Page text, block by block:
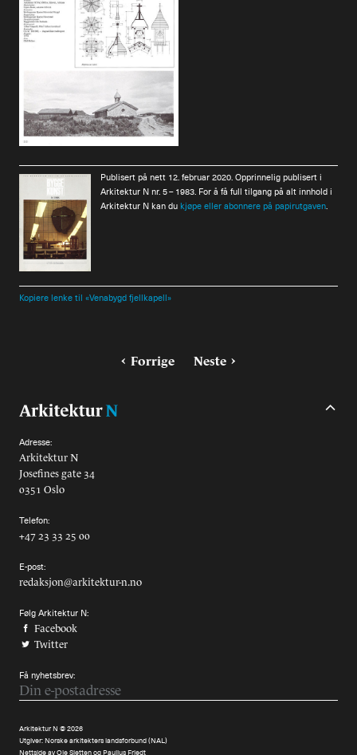
Publisert på nett 12. februar 2020. Opprinnelig publisert i
Arkitektur N nr. 5 – 1983. For å få full tilgang på alt innhold i
Arkitektur N kan du kjøpe eller abonnere på papirutgaven.
Kopiere lenke til «Venabygd fjellkapell»
Forrige Neste
Adresse:
Arkitektur N
Josefines gate 34
0351 Oslo
Telefon:
+47 23 33 25 00
E-post:
redaksjon@arkitektur-n.no
Følg Arkitektur N:
Facebook
Twitter
Få nyhetsbrev:
Arkitektur N © 2026
Utgiver:Norske arkitekters landsforbund (NAL)
Nettside avOle SlettenogPaulius Friedt